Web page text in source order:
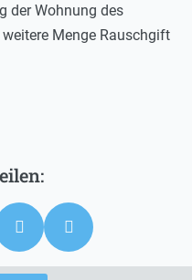
der Wohnung des
Menge Rauschgift